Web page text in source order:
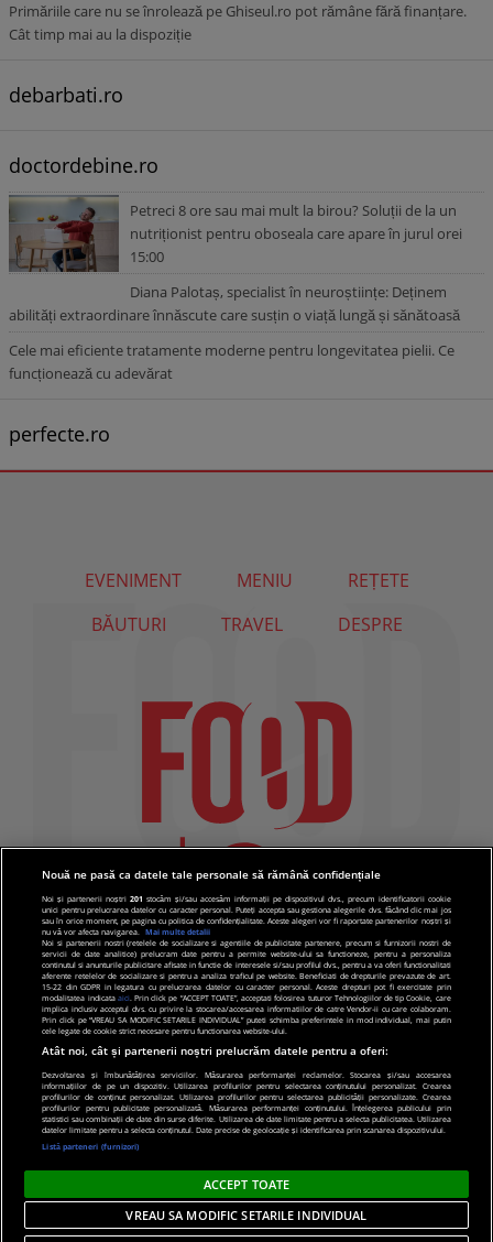
Primăriile care nu se înrolează pe Ghiseul.ro pot rămâne fără finanțare.
Cât timp mai au la dispoziție
debarbati.ro
doctordebine.ro
Petreci 8 ore sau mai mult la birou? Soluții de la un
nutriționist pentru oboseala care apare în jurul orei
15:00
Diana Palotaș, specialist în neuroștiințe: Deținem
abilități extraordinare înnăscute care susțin o viață lungă și sănătoasă
Cele mai eficiente tratamente moderne pentru longevitatea pielii. Ce
funcționează cu adevărat
perfecte.ro
EVENIMENT MENIU
REȚETE
BĂUTURI
TRAVEL DESPRE
© 2019 PRO TV S.R.L |Politica de Cookie|Politica
de confidentialitate
Nouă ne pasă ca datele tale personale să rămână confidențiale
Noi și partenerii noștri201 stocăm și/sau accesăm informații pe dispozitivul dvs., precum identificatorii cookie
unici pentru prelucrarea datelor cu caracter personal. Puteți accepta sau gestiona alegerile dvs. făcând clic mai jos
sau în orice moment, pe pagina cu politica de confidențialitate. Aceste alegeri vor fi raportate partenerilor noștri și
nu vă vor afecta navigarea.
Mai multe detalii
Noi si partenerii nostri (retelele de socializare si agentiile de publicitate partenere, precum si furnizorii nostri de
servicii de date analitice) prelucram date pentru a permite website-ului sa functioneze, pentru a personaliza
continutul si anunturile publicitare afisate in functie de interesele si/sau profilul dvs., pentru a va oferi functionalitati
aferente retelelor de socializare si pentru a analiza traficul pe website. Beneficiati de drepturile prevazute de art.
15-22 din GDPR in legatura cu prelucrarea datelor cu caracter personal. Aceste drepturi pot fi exercitate prin
modalitatea indicata aici. Prin click pe “ACCEPT TOATE”, acceptati folosirea tuturor Tehnologiilor de tip Cookie, care
implica inclusiv acceptul dvs. cu privire la stocarea/accesarea informatiilor de catre Vendor-ii cu care colaboram.
Prin click pe “VREAU SA MODIFIC SETARILE INDIVIDUAL” puteti schimba preferintele in mod individual, mai putin
cele legate de cookie strict necesare pentru functionarea website-ului.
Atât noi, cât și partenerii noștri prelucrăm datele pentru a oferi:
Dezvoltarea și îmbunătățirea serviciilor. Măsurarea performanței reclamelor. Stocarea și/sau accesarea
informațiilor de pe un dispozitiv. Utilizarea profilurilor pentru selectarea conținutului personalizat. Crearea
profilurilor de conținut personalizat. Utilizarea profilurilor pentru selectarea publicității personalizate. Crearea
profilurilor pentru publicitate personalizată. Măsurarea performanței conținutului. Înțelegerea publicului prin
statistici sau combinații de date din surse diferite. Utilizarea de date limitate pentru a selecta publicitatea. Utilizarea
datelor limitate pentru a selecta conținutul. Date precise de geolocație și identificarea prin scanarea dispozitivului.
Listă parteneri (furnizori)
ACCEPT TOATE
VREAU SA MODIFIC SETARILE INDIVIDUAL